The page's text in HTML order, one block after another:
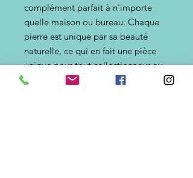
complément parfait à n'importe
quelle maison ou bureau. Chaque
pierre est unique par sa beauté
naturelle, ce qui en fait une pièce
unique pour tout collectionneur ou
passionné de lithothérapie et de